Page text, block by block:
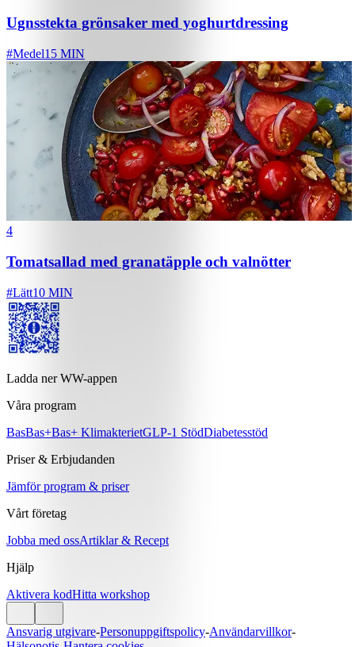
Ugnsstekta grönsaker med yoghurtdressing
#Medel15 MIN
4
Tomatsallad med granatäpple och valnötter
#Lätt10 MIN
Ladda ner WW-appen
Våra program
BasBas+Bas+ KlimakterietGLP-1 StödDiabetesstöd
Priser & Erbjudanden
Jämför program & priser
Vårt företag
Jobba med ossArtiklar & Recept
Hjälp
Aktivera kodHitta workshop
Ansvarig utgivare-Personuppgiftspolicy-Användarvillkor-